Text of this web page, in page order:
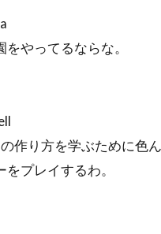
やってるならな。
作り方を学ぶために色
をプレイするわ。